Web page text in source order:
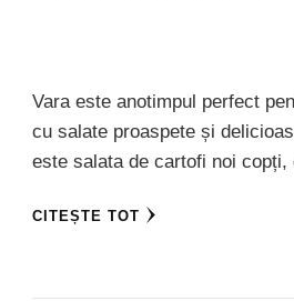
Vara este anotimpul perfect
cu salate proaspete și
este salata de cartofi noi
CITEȘTE TOT